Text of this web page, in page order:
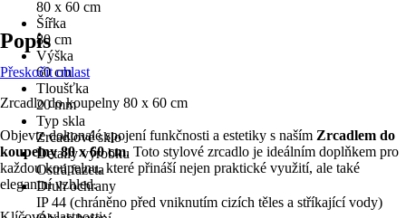
80 x 60 cm
Šířka
80 cm
Výška
60 cm
Tloušťka
20 mm
Typ skla
Zrcadlové sklo
Detaily výrobku
Ostrá fazeta
Druh ochrany
IP 44 (chráněno před vniknutím cizích těles a stříkající vody)
Popis
Přeskočit oblast
Zrcadlo do koupelny 80 x 60 cm
Objevte dokonalé spojení funkčnosti a estetiky s naším Zrcadlem do
koupelny 80 x 60 cm. Toto stylové zrcadlo je ideálním doplňkem pro
každou koupelnu, které přináší nejen praktické využití, ale také
elegantní vzhled.